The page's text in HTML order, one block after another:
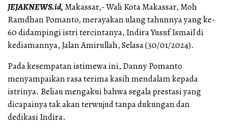
JEJAKNEWS.id, Makassar,- Wali Kota Makassar, Moh
Ramdhan Pomanto, merayakan ulang tahunnya yang ke-
60 didampingi istri tercintanya, Indira Yusuf Ismail di
kediamannya, Jalan Amirullah, Selasa (30/01/2024).
Pada kesempatan istimewa ini, Danny Pomanto
menyampaikan rasa terima kasih mendalam kepada
istrinya. Beliau mengakui bahwa segala prestasi yang
dicapainya tak akan terwujud tanpa dukungan dan
dedikasi Indira.